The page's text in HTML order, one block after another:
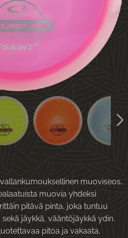
muoviseos,
muovia yhdeksi
pitävä pinta, joka tuntuu
jäykkä, vääntöjäykkä ydin.
pitoa ja vakaata,